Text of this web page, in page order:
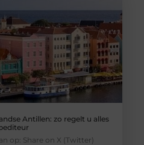
Antillen: zo regelt u alles
op: Share on X (Twitter)